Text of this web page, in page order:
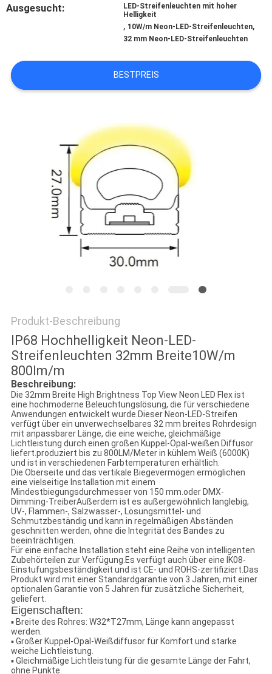
FÄLLE
DATENSCHUTZRICHTLINIE
Ausgesucht:
LED-Streifenleuchten mit hoher
Helligkeit
, 10W/m Neon-LED-Streifenleuchten,
32 mm Neon-LED-Streifenleuchten
BESTPREIS
Produkt-Beschreibung
IP68 Hochhelligkeit Neon-LED-
Streifenleuchten 32mm Breite10W/m
800lm/m
Beschreibung:
Die 32mm Breite High Brightness Top View Neon LED Flex ist
eine hochmoderne Beleuchtungslösung, die für verschiedene
Anwendungen entwickelt wurde.Dieser Neon-LED-Streifen
verfügt über ein unverwechselbares 32 mm breites Rohrdesign
mit anpassbarer Länge, die eine weiche, gleichmäßige
Lichtleistung durch einen großen Kuppel-Opal-weißen Diffusor
liefert.produziert bis zu 800LM/Meter in kühlem Weiß (6000K)
und ist in verschiedenen Farbtemperaturen erhältlich.
Die Oberseite und das vertikale Biegevermögen ermöglichen
eine vielseitige Installation mit einem
Mindestbiegungsdurchmesser von 150 mm.oder DMX-
Dimming-TreiberAußerdem ist es außergewöhnlich langlebig,
UV-, Flammen-, Salzwasser-, Lösungsmittel- und
Schmutzbeständig und kann in regelmäßigen Abständen
geschnitten werden, ohne die Integrität des Bandes zu
beeinträchtigen.
Für eine einfache Installation steht eine Reihe von intelligenten
Zubehörteilen zur Verfügung.Es verfügt auch über eine IK08-
Einstufungsbeständigkeit und ist CE- und ROHS-zertifiziert.Das
Produkt wird mit einer Standardgarantie von 3 Jahren, mit einer
optionalen Garantie von 5 Jahren für zusätzliche Sicherheit,
geliefert.
Eigenschaften:
▪ Breite des Rohres: W32*T27mm, Länge kann angepasst
werden.
▪ Großer Kuppel-Opal-Weißdiffusor für Komfort und starke
weiche Lichtleistung.
▪ Gleichmäßige Lichtleistung für die gesamte Länge der Fahrt,
ohne Punkte.